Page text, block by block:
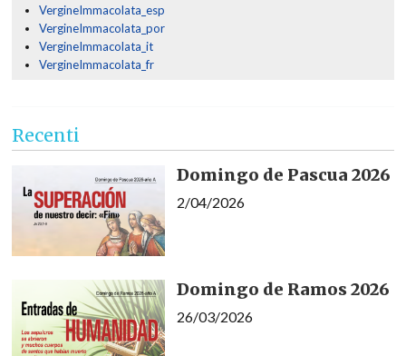
VergineImmacolata_esp
VergineImmacolata_por
VergineImmacolata_it
VergineImmacolata_fr
Recenti
Domingo de Pascua 2026
2/04/2026
Domingo de Ramos 2026
26/03/2026